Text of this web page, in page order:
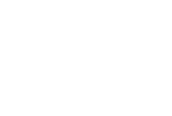
Сорокалетний оператор
заболевший после
в берлинской клинике от